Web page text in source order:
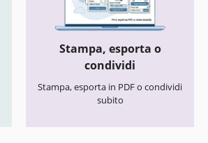
Stampa, esporta o
condividi
Stampa, esporta in PDF o condividi
subito